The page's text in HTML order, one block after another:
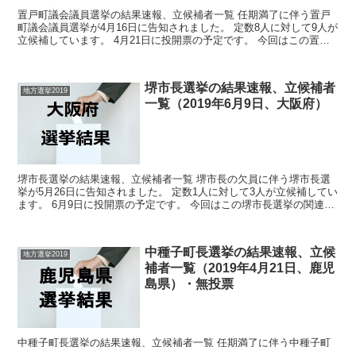
置戸町議会議員選挙の結果速報、立候補者一覧 任期満了に伴う置戸
町議会議員選挙が4月16日に告知されました。 定数8人に対して9人が
立候補しています。 4月21日に投開票の予定です。 今回はこの置戸
地方選挙2019
堺市長選挙の結果速報、立候補者
一覧（2019年6月9日、大阪府）
堺市長選挙の結果速報、立候補者一覧 堺市長の欠員に伴う堺市長選
挙が5月26日に告知されました。 定数1人に対して3人が立候補してい
ます。 6月9日に投開票の予定です。 今回はこの堺市長選挙の関連情
地方選挙2019
中種子町長選挙の結果速報、立候
補者一覧（2019年4月21日、鹿児
島県）・無投票
中種子町長選挙の結果速報、立候補者一覧 任期満了に伴う中種子町